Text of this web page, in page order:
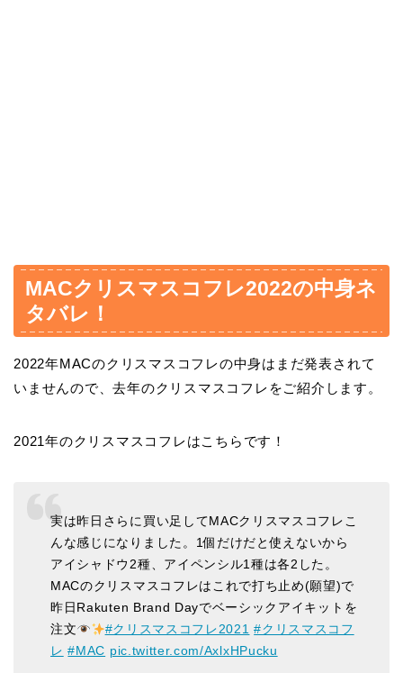
MACクリスマスコフレ2022の中身ネ
タバレ！
2022年MACのクリスマスコフレの中身はまだ発表されて
いませんので、去年のクリスマスコフレをご紹介します。
2021年のクリスマスコフレはこちらです！
実は昨日さらに買い足してMACクリスマスコフレこ
んな感じになりました。1個だけだと使えないから
アイシャドウ2種、アイペンシル1種は各2した。
MACのクリスマスコフレはこれで打ち止め(願望)で
昨日Rakuten Brand Dayでベーシックアイキットを
注文
#クリスマスコフレ2021 #クリスマスコフ
レ #MAC pic.twitter.com/AxlxHPucku